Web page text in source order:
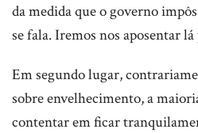
da medida que o governo
se fala. Iremos nos aposentar
Em segundo lugar,
sobre envelhecimento, a
contentar em ficar